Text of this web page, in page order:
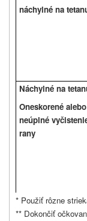
náchylné na
Náchylné na
Oneskorené alebo
neúplné
rany
* Použiť rôzne
** Dokončiť